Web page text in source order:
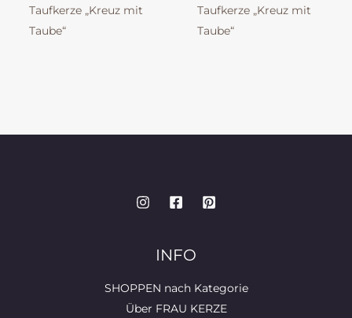
Taufkerze „Kreuz mit
Taube“
Taufkerze „Kreuz mit
Taube“
INFO
SHOPPEN nach Kategorie
Über FRAU KERZE